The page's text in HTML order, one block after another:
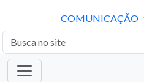
COMUNICAÇÃO